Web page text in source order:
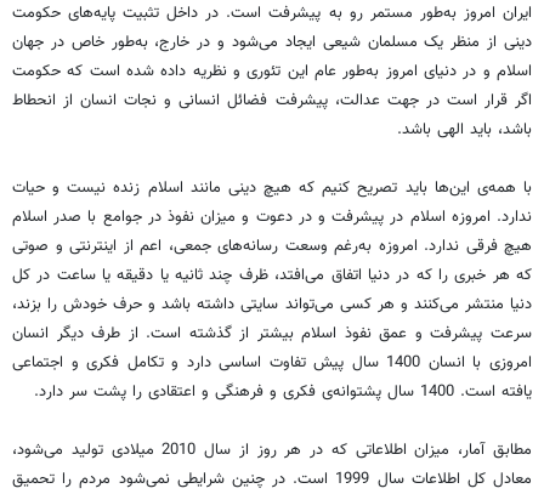
ایران امروز به‌طور مستمر رو به پیشرفت است. در داخل تثبیت پایه‌های حکومت
دینی از منظر یک مسلمان شیعی ایجاد می‌شود و در خارج، به‌طور خاص در جهان
اسلام و در دنیای امروز به‌طور عام این تئوری و نظریه داده شده است که حکومت
اگر قرار است در جهت عدالت، پیشرفت فضائل انسانی و نجات انسان از انحطاط
باشد، باید الهی باشد.
با همه‌ی این‌ها باید تصریح کنیم که هیچ دینی مانند اسلام زنده نیست و حیات
ندارد. امروزه اسلام در پیشرفت و در دعوت و میزان نفوذ در جوامع با صدر اسلام
هیچ فرقی ندارد. امروزه به‌رغم وسعت رسانه‌های جمعی، اعم از اینترنتی و صوتی
که هر خبری را که در دنیا اتفاق می‌افتد، ظرف چند ثانیه یا دقیقه یا ساعت در کل
دنیا منتشر می‌کنند و هر کسی می‌تواند سایتی داشته باشد و حرف خودش را بزند،
سرعت پیشرفت و عمق نفوذ اسلام بیشتر از گذشته است. از طرف دیگر انسان
امروزی با انسان 1400 سال پیش تفاوت اساسی دارد و تکامل فکری و اجتماعی
یافته است. 1400 سال پشتوانه‌ی فکری و فرهنگی و اعتقادی را پشت سر دارد.
مطابق آمار، میزان اطلاعاتی که در هر روز از سال 2010 میلادی تولید می‌شود،
معادل کل اطلاعات سال 1999 است. در چنین شرایطی نمی‌شود مردم را تحمیق